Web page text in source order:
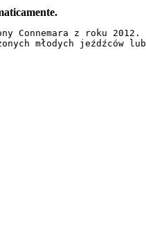
Connemara z roku
młodych